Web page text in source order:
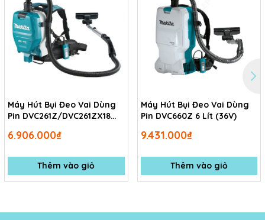
Máy Hút Bụi Đeo Vai Dùng
Pin DVC261Z/DVC261ZX18
kèm pin sạc
6.906.000₫
Thêm vào giỏ
Máy Hút Bụi Đeo Vai Dùng
Pin DVC660Z 6 Lít (36V)
9.431.000₫
Thêm vào giỏ